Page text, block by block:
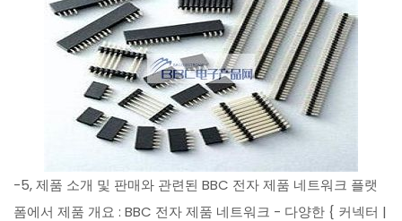
-5, 제품 소개 및 판매와 관련된 BBC 전자 제품 네트워크 플랫
폼에서 제품 개요 : BBC 전자 제품 네트워크 - 다양한 { 커넥터 |